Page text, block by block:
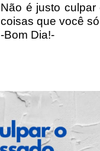
Não é justo
coisas que você
-Bom Dia!-